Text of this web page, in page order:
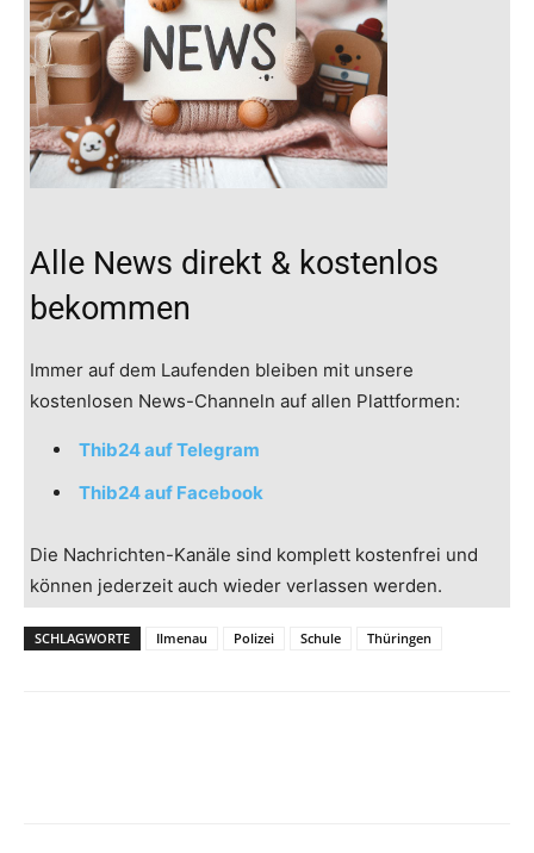
Alle News direkt & kostenlos
bekommen
Immer auf dem Laufenden bleiben mit unsere
kostenlosen News-Channeln auf allen Plattformen:
Thib24 auf Telegram
Thib24 auf Facebook
Die Nachrichten-Kanäle sind komplett kostenfrei und
können jederzeit auch wieder verlassen werden.
SCHLAGWORTE Ilmenau Polizei Schule Thüringen